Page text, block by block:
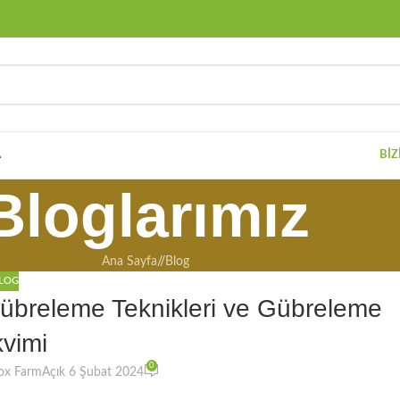
Ana Sayfa/ Blog
Teknikleri ve Gübreleme
FarmAçık 6 Şubat 2024
0